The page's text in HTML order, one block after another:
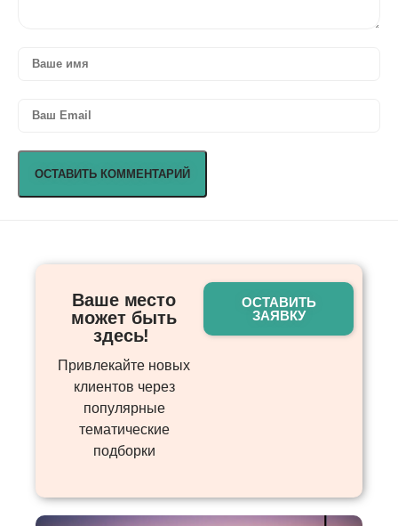
Ваше место
может быть
здесь! ​
Привлекайте новых
клиентов через
популярные
тематические
подборки
ОСТАВИТЬ
ЗАЯВКУ